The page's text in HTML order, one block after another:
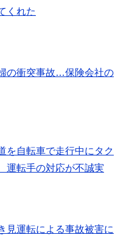
くれた
の衝突事故…保険会社の
を自転車で走行中にタク
運転手の対応が不誠実
見運転による事故被害に